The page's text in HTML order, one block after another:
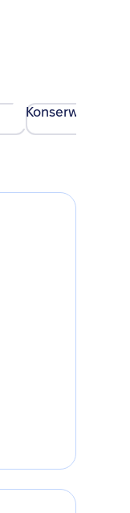
Konserwacja